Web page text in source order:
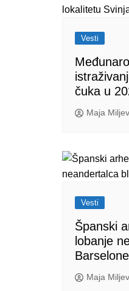
Vesti
čuka u
Maja
Vesti
Španski
lobanje
Barselone
Maja